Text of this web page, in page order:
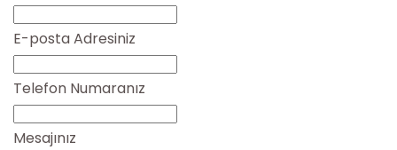
E-posta Adresiniz
Telefon Numaranız
Mesajınız